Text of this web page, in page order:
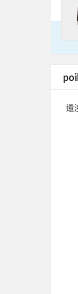
還